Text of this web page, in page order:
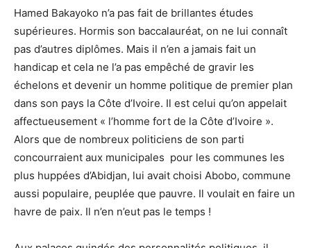
Hamed Bakayoko n’a pas fait de brillantes études
supérieures. Hormis son baccalauréat, on ne lui connaît
pas d’autres diplômes. Mais il n’en a jamais fait un
handicap et cela ne l’a pas empêché de gravir les
échelons et devenir un homme politique de premier plan
dans son pays la Côte d’Ivoire. Il est celui qu’on appelait
affectueusement « l’homme fort de la Côte d’Ivoire ».
Alors que de nombreux politiciens de son parti
concourraient aux municipales pour les communes les
plus huppées d’Abidjan, lui avait choisi Abobo, commune
aussi populaire, peuplée que pauvre. Il voulait en faire un
havre de paix. Il n’en n’eut pas le temps !